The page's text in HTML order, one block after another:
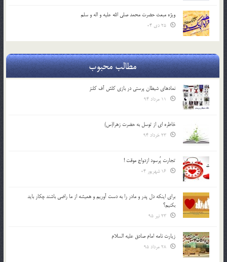
ویژه مبعث حضرت محمد صلی الله علیه و اله و سلم
مطالب محبوب
نمادهای شیطان پرستی در بازی کلش آف کلنز
خاطره ای از توسل به حضرت زهرا(س)
تجارت پُرسود ازدواج موقت !
براي اينكه دل پدر و مادر را به دست آوريم و هميشه از ما راضي باشند چكار بايد
بكنيم؟
زیارت نامه امام صادق علیه السلام